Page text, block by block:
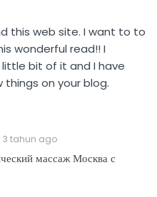
this web site. I want to to
wonderful read!! I
bit of it and I have
on your blog.
3 tahun ago
массаж Москва с